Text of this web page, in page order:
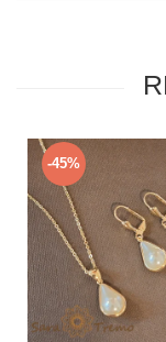
-45%